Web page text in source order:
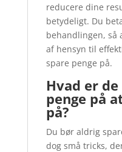
reducere dine
betydeligt. Du
behandlingen, så
af hensyn til
spare penge på.
Hvad er
penge på
på?
Du bør aldrig
dog små tricks,